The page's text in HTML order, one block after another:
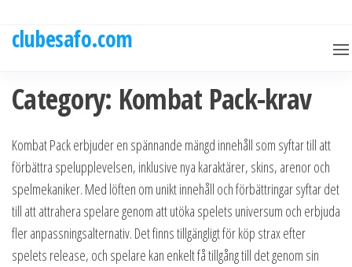
clubesafo.com
Category: Kombat Pack-krav
Kombat Pack erbjuder en spännande mängd innehåll som syftar till att
förbättra spelupplevelsen, inklusive nya karaktärer, skins, arenor och
spelmekaniker. Med löften om unikt innehåll och förbättringar syftar det
till att attrahera spelare genom att utöka spelets universum och erbjuda
fler anpassningsalternativ. Det finns tillgängligt för köp strax efter
spelets release, och spelare kan enkelt få tillgång till det genom sin